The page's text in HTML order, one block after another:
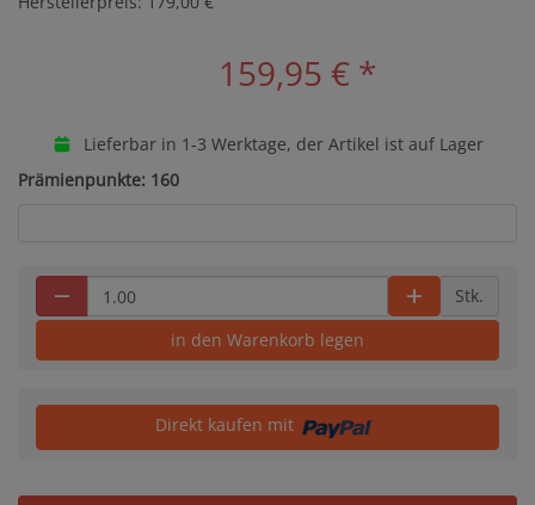
159,95 € *
Lieferbar in 1-3 Werktage, der Artikel ist auf Lager
Prämienpunkte: 160
Stk.
in den Warenkorb legen
Direkt kaufen mit